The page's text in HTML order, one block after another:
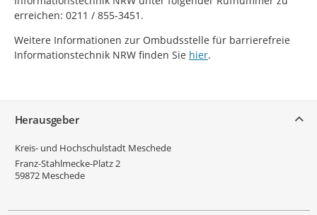
erreichen: 0211 / 855-3451.
Weitere Informationen zur Ombudsstelle für barrierefreie
Informationstechnik NRW finden Sie hier.
Herausgeber
Kreis- und Hochschulstadt Meschede
Franz-Stahlmecke-Platz 2
59872 Meschede